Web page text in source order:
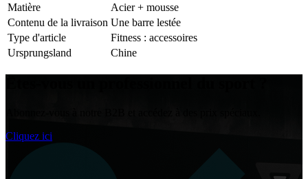
Matière
Acier + mousse
Contenu de la livraison Une barre lestée
Type d'article
Fitness : accessoires
Ursprungsland
Chine
Cliquez ici